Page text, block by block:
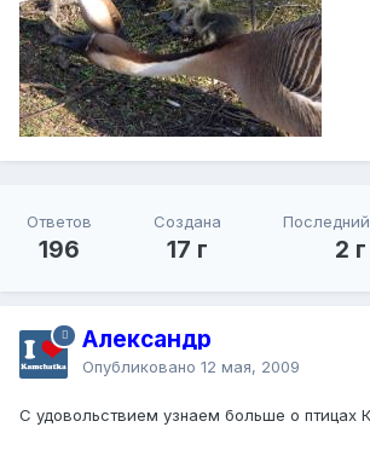
Ответов
196
Создана
17 г 2 г
Александр
Опубликовано 12 мая, 2009
С удовольствием узнаем больше о птицах